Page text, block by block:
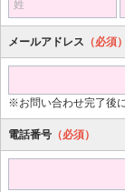
姓
メールアドレス （必須）
※お問い合わせ完了後
電話番号 （必須）